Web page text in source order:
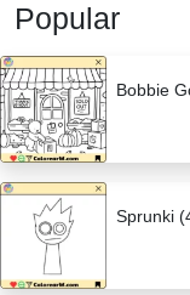
Popular
Bobbie
Sprunki